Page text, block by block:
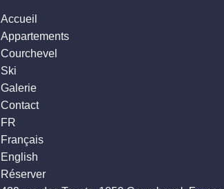
Accueil
Appartements
Courchevel
Ski
Galerie
Contact
FR
Français
English
Réserver